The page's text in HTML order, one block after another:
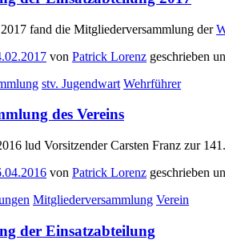
fand die Mitgliederversammlung der
von Patrick Lorenz geschrieben
stv. Jugendwart Wehrführer
des Vereins
lud Vorsitzender Carsten Franz zur 141.
von Patrick Lorenz geschrieben
Mitgliederversammlung Verein
der Einsatzabteilung